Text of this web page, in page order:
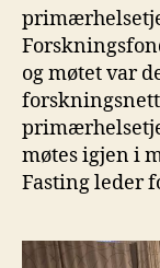
og møtet var
møtes igjen i
Fasting leder